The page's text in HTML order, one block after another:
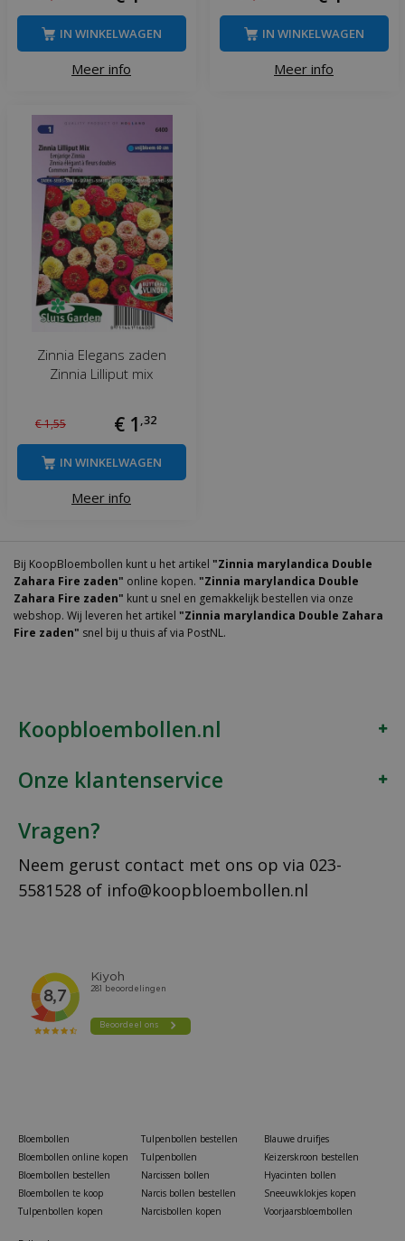
Meer info
IN WINKELWAGEN
Meer info
IN WINKELWAGEN
Zinnia Elegans zaden
Zinnia Lilliput mix
€1,55 € 1 ,32
Meer info
IN WINKELWAGEN
Bij KoopBloembollen kunt u het artikel "Zinnia marylandica Double
Zahara Fire zaden" online kopen. "Zinnia marylandica Double
Zahara Fire zaden" kunt u snel en gemakkelijk bestellen via onze
webshop. Wij leveren het artikel "Zinnia marylandica Double Zahara
Fire zaden" snel bij u thuis af via PostNL.
Koopbloembollen.nl
Onze klantenservice
Vragen?
Neem gerust contact met ons op via 023-
5581528 of info@koopbloembollen.nl
Bloembollen
Bloembollen online kopen
Bloembollen bestellen
Bloembollen te koop
Tulpenbollen kopen
Tulpenbollen bestellen
Tulpenbollen
Narcissen bollen
Narcis bollen bestellen
Narcisbollen kopen
Blauwe druifjes
Keizerskroon bestellen
Hyacinten bollen
Sneeuwklokjes kopen
Voorjaarsbloembollen